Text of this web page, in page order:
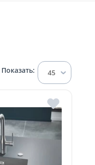
Показать: 45